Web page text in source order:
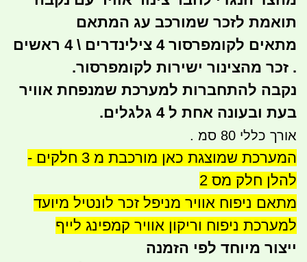
תואמת לזכר שמורכב עג המתאם
מתאים לקומפרסור 4 צילינדרים \ 4 ראשים
. זכר מהצינור ישירות לקומפרסור.
נקבה להתחברות למערכת שמנפחת אוויר
בעת ובעונה אחת ל 4 גלגלים.
אורך כללי 80 סמ .
המערכת שמוצגת כאן מורכבת מ 3 חלקים -
להלן חלק מס 2
מתאם ניפוח אוויר מניפל זכר לונטיל מיועד
למערכת ניפוח וריקון אוויר קמפינג לייף
ייצור מיוחד לפי הזמנה